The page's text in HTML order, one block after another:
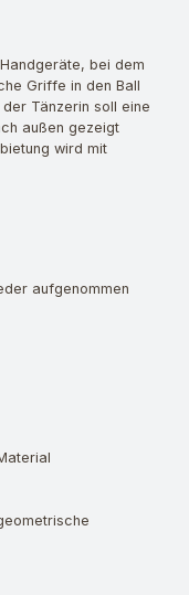
bei dem
Griffe in den Ball
Tänzerin soll eine
außen gezeigt
wird mit
aufgenommen